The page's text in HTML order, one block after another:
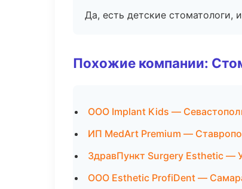
Да, есть детские стоматологи,
Похожие компании:
ООО Implant Kids —
ИП MedArt Premium —
ЗдравПункт Surgery Esthetic —
ООО Esthetic ProfiDent —